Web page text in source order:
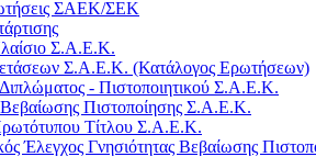
ΣΑΕΚ/ΣΕΚ
Σ.Α.Ε.Κ.
Σ.Α.Ε.Κ. (Κατάλογος Ερωτήσεων)
- Πιστοποιητικού Σ.Α.Ε.Κ.
Πιστοποίησης Σ.Α.Ε.Κ.
Τίτλου Σ.Α.Ε.Κ.
Έλεγχος Γνησιότητας Βεβαίωσης